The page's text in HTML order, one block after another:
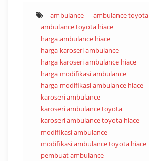
ambulance
ambulance toyota
ambulance toyota hiace
harga ambulance hiace
harga karoseri ambulance
harga karoseri ambulance hiace
harga modifikasi ambulance
harga modifikasi ambulance hiace
karoseri ambulance
karoseri ambulance toyota
karoseri ambulance toyota hiace
modifikasi ambulance
modifikasi ambulance toyota hiace
pembuat ambulance